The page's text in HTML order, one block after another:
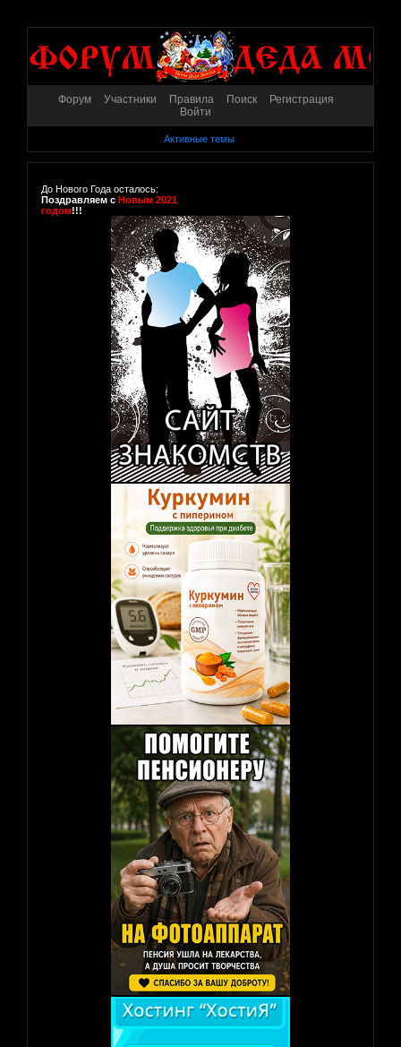
Форум Участники Правила Поиск
Регистрация
Войти
Активные темы
До Нового Года осталось:
Поздравляем с Новым 2021
годом!!!